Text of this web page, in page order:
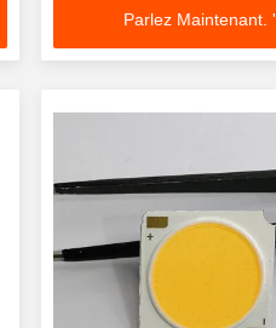
Parlez Maintenant. '